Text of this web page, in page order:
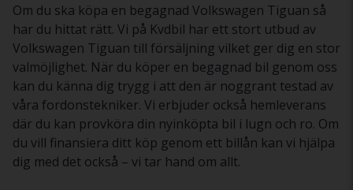
Om du ska köpa en begagnad Volkswagen Tiguan så
har du hittat rätt. Vi på Kvdbil har ett stort utbud av
Volkswagen Tiguan till försäljning vilket ger dig en stor
valmöjlighet. När du köper en begagnad bil genom oss
kan du känna dig trygg i att den är noggrant testad av
våra fordonstekniker. Vi erbjuder också hemleverans
där du kan provköra din nyinköpta bil i lugn och ro. Om
du vill finansiera ditt köp genom ett billån kan vi hjälpa
dig med det också – vi tar hand om allt.